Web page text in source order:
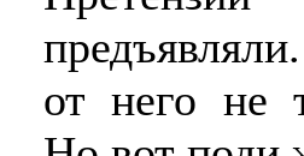
от него не